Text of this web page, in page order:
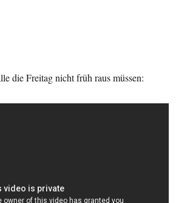
die Freitag nicht früh raus müssen: